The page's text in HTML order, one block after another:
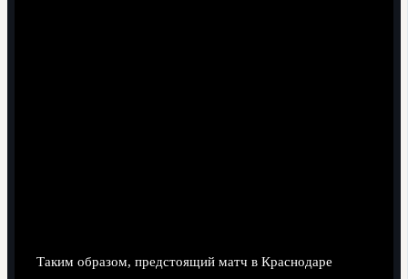
Таким образом, предстоящий матч в Краснодаре